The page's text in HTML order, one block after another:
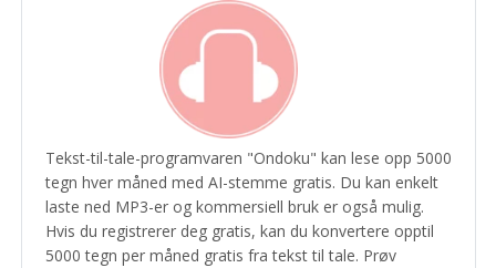
Tekst-til-tale-programvaren "Ondoku" kan lese opp 5000
tegn hver måned med AI-stemme gratis. Du kan enkelt
laste ned MP3-er og kommersiell bruk er også mulig.
Hvis du registrerer deg gratis, kan du konvertere opptil
5000 tegn per måned gratis fra tekst til tale. Prøv